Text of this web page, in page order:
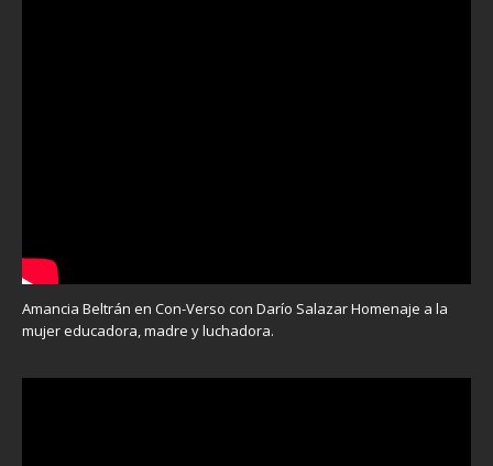
Amancia Beltrán en Con-Verso con Darío Salazar Homenaje a la
mujer educadora, madre y luchadora.